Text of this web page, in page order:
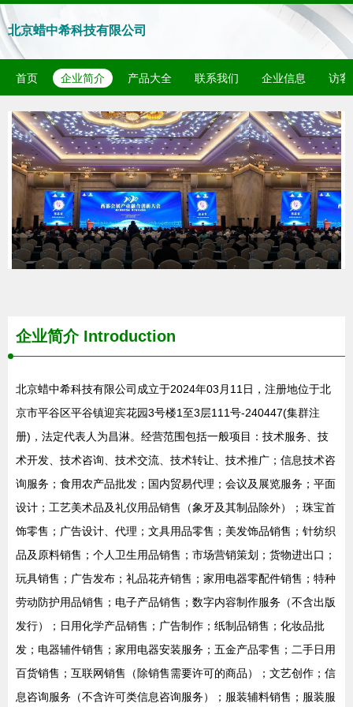
北京蜡中希科技有限公司
首页 企业简介 产品大全 联系我们 企业信息 访客
企业简介 Introduction
北京蜡中希科技有限公司成立于2024年03月11日，注册地位于北
京市平谷区平谷镇迎宾花园3号楼1至3层111号-240447(集群注
册)，法定代表人为昌淋。经营范围包括一般项目：技术服务、技
术开发、技术咨询、技术交流、技术转让、技术推广；信息技术咨
询服务；食用农产品批发；国内贸易代理；会议及展览服务；平面
设计；工艺美术品及礼仪用品销售（象牙及其制品除外）；珠宝首
饰零售；广告设计、代理；文具用品零售；美发饰品销售；针纺织
品及原料销售；个人卫生用品销售；市场营销策划；货物进出口；
玩具销售；广告发布；礼品花卉销售；家用电器零配件销售；特种
劳动防护用品销售；电子产品销售；数字内容制作服务（不含出版
发行）；日用化学产品销售；广告制作；纸制品销售；化妆品批
发；电器辅件销售；家用电器安装服务；五金产品零售；二手日用
百货销售；互联网销售（除销售需要许可的商品）；文艺创作；信
息咨询服务（不含许可类信息咨询服务）；服装辅料销售；服装服